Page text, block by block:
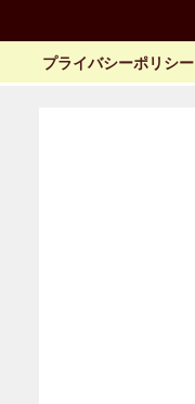
プライバシーポリシー